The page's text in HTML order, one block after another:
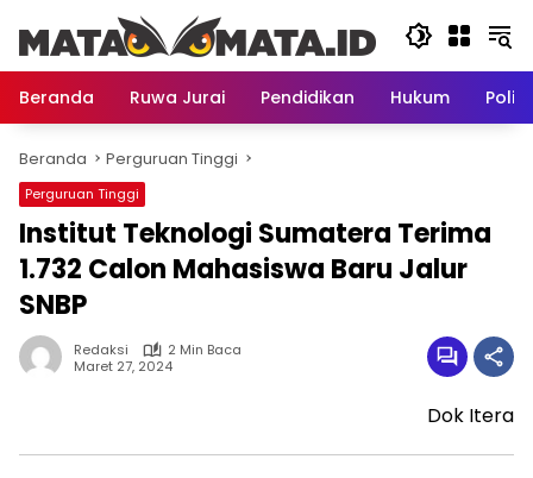
konten
Beranda
Ruwa Jurai Pendidikan Hukum
Beranda Perguruan Tinggi
Perguruan Tinggi
Institut Teknologi Sumatera Terima
1.732 Calon Mahasiswa Baru Jalur
SNBP
Redaksi
2 Min Baca
Maret 27, 2024
Dok Itera